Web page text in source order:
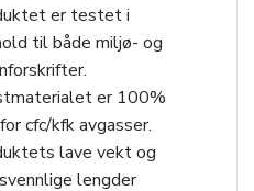
er testet i
til både miljø- og
er 100%
cfc/kfk avgasser.
lave vekt og
lengder